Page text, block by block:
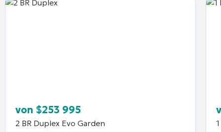
von $253 995
2 BR Duplex Evo Garden